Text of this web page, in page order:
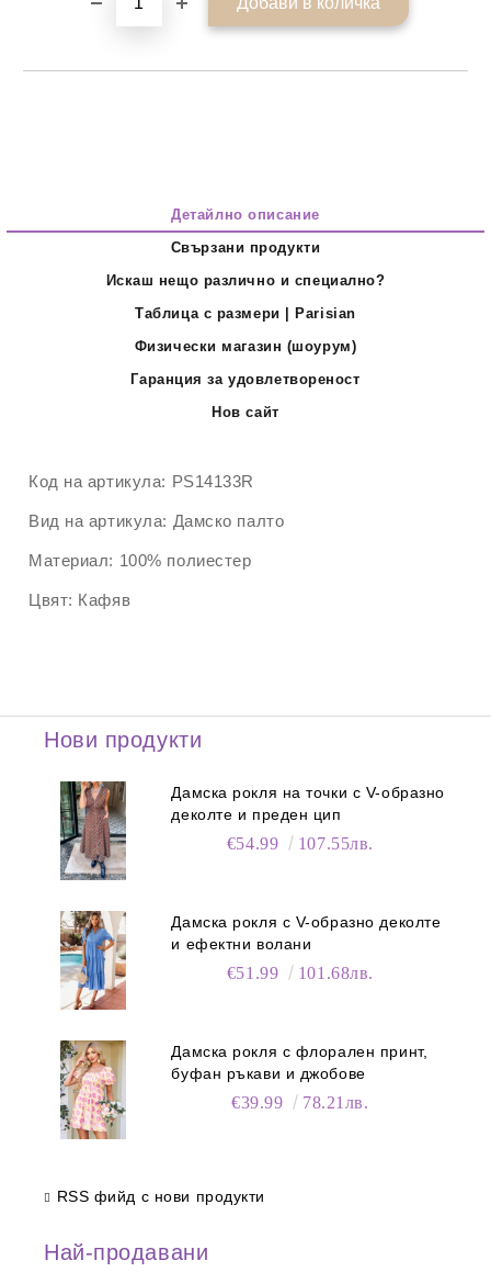
Детайлно описание
Свързани продукти
Искаш нещо различно и специално?
Таблица с размери | Parisian
Физически магазин (шоурум)
Гаранция за удовлетвореност
Нов сайт
Код на артикула: PS14133R
Вид на артикула: Дамско палто
Материал: 100% полиестер
Цвят: Кафяв
Нови продукти
Дамска рокля на точки с V-образно
деколте и преден цип
€54.99 107.55лв.
Дамска рокля с V-образно деколте
и ефектни волани
€51.99 101.68лв.
Дамска рокля с флорален принт,
буфан ръкави и джобове
€39.99 78.21лв.
RSS фийд с нови продукти
Най-продавани